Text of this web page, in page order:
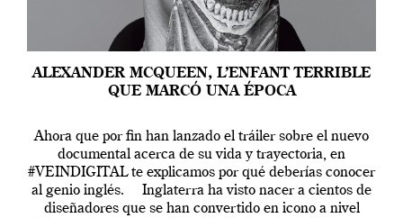
ALEXANDER MCQUEEN, L’ENFANT TERRIBLE
QUE MARCÓ UNA ÉPOCA
Ahora que por fin han lanzado el tráiler sobre el nuevo
documental acerca de su vida y trayectoria, en
#VEINDIGITAL te explicamos por qué deberías conocer
al genio inglés. Inglaterra ha visto nacer a cientos de
diseñadores que se han convertido en icono a nivel